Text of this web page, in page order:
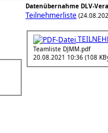
Datenübernahme DLV-
Teilnehmerliste
Teamliste DJMM.pdf
20.08.2021 10:36 (108